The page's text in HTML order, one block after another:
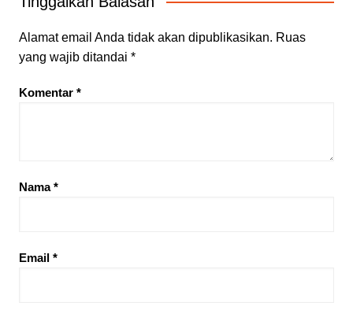
Alamat email Anda tidak akan dipublikasikan. Ruas
yang wajib ditandai *
Komentar *
Nama*
Email *